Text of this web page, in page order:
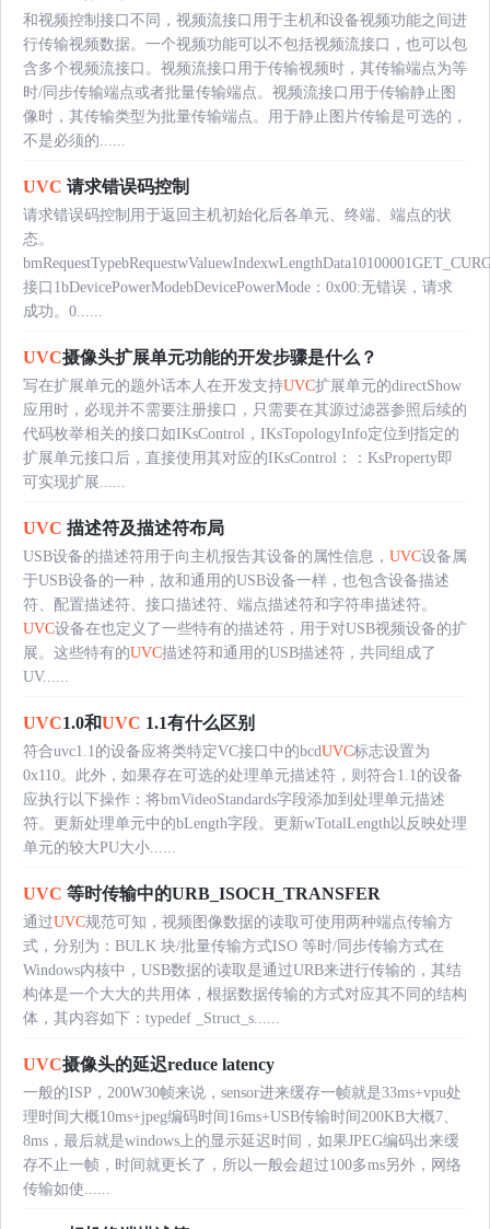
和视频控制接口不同，视频流接口用于主机和设备视频功能之间进
行传输视频数据。一个视频功能可以不包括视频流接口，也可以包
含多个视频流接口。视频流接口用于传输视频时，其传输端点为等
时/同步传输端点或者批量传输端点。视频流接口用于传输静止图
像时，其传输类型为批量传输端点。用于静止图片传输是可选的，
不是必须的......
UVC 请求错误码控制
请求错误码控制用于返回主机初始化后各单元、终端、端点的状
态。
接口1bDevicePowerModebDevicePowerMode：0x00:无错误，请求
成功。0......
UVC摄像头扩展单元功能的开发步骤是什么？
写在扩展单元的题外话本人在开发支持UVC扩展单元的directShow
应用时，必现并不需要注册接口，只需要在其源过滤器参照后续的
代码枚举相关的接口如IKsControl，IKsTopologyInfo定位到指定的
扩展单元接口后，直接使用其对应的IKsControl：：KsProperty即
可实现扩展......
UVC 描述符及描述符布局
USB设备的描述符用于向主机报告其设备的属性信息， UVC设备属
于USB设备的一种，故和通用的USB设备一样，也包含设备描述
符、配置描述符、接口描述符、端点描述符和字符串描述符。
UVC设备在也定义了一些特有的描述符，用于对USB视频设备的扩
展。这些特有的UVC描述符和通用的USB描述符，共同组成了
UV......
UVC1.0和UVC 1.1有什么区别
符合uvc1.1的设备应将类特定VC接口中的bcdUVC标志设置为
0x110。此外，如果存在可选的处理单元描述符，则符合1.1的设备
应执行以下操作：将bmVideoStandards字段添加到处理单元描述
符。更新处理单元中的bLength字段。更新wTotalLength以反映处理
单元的较大PU大小......
UVC 等时传输中的URB_ISOCH_TRANSFER
通过UVC规范可知，视频图像数据的读取可使用两种端点传输方
式，分别为：BULK 块/批量传输方式ISO 等时/同步传输方式在
Windows内核中，USB数据的读取是通过URB来进行传输的，其结
构体是一个大大的共用体，根据数据传输的方式对应其不同的结构
体，其内容如下：typedef _Struct_s......
UVC摄像头的延迟reduce latency
一般的ISP，200W30帧来说，sensor进来缓存一帧就是33ms+vpu处
理时间大概10ms+jpeg编码时间16ms+USB传输时间200KB大概7、
8ms，最后就是windows上的显示延迟时间，如果JPEG编码出来缓
存不止一帧，时间就更长了，所以一般会超过100多ms另外，网络
传输如使......